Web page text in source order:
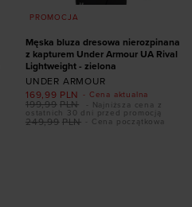
PROMOCJA
Męska bluza dresowa nierozpinana
z kapturem Under Armour UA Rival
Lightweight - zielona
UNDER ARMOUR
- Cena aktualna
169,99 PLN
- Cena początkowa
249,99 PLN
199,99 PLN
- Najniższa cena z
ostatnich 30 dni przed promocją